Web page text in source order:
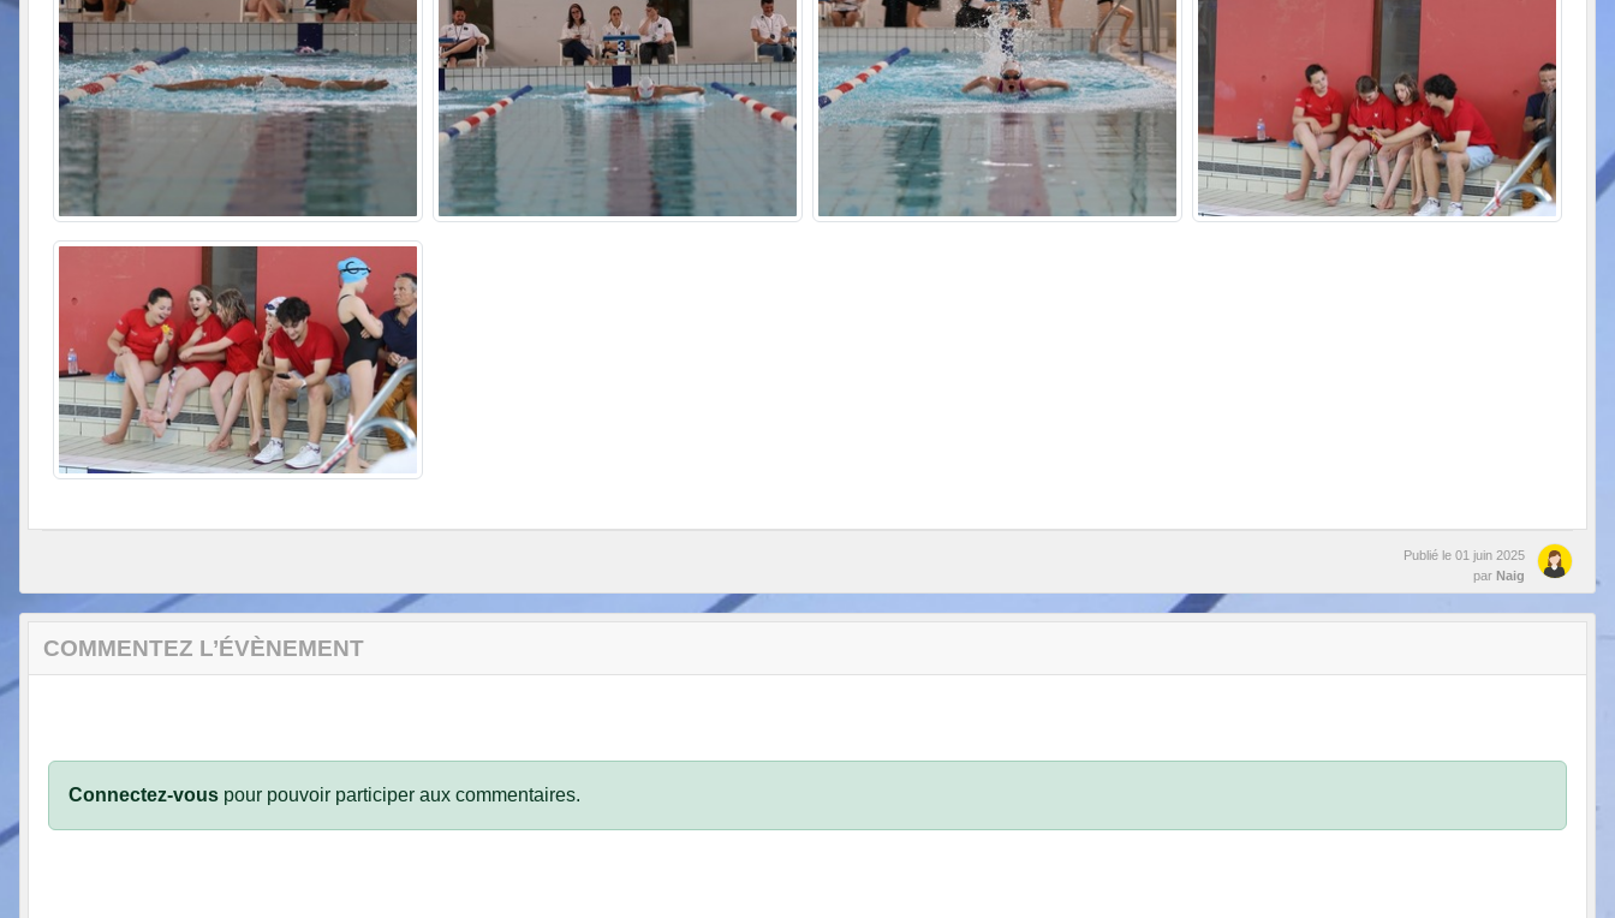
Publié le 01 juin 2025
par Naig
COMMENTEZ L’ÉVÈNEMENT
Connectez-vous pour pouvoir participer aux commentaires.